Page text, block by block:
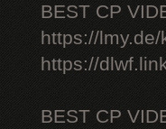
BEST CP
https://lmy.de/
https://
BEST CP